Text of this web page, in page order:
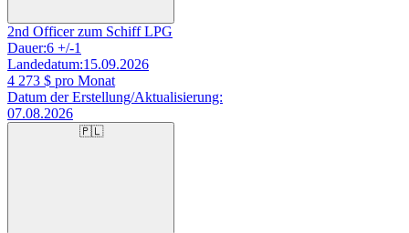
2nd Officer zum Schiff LPG
Dauer:6 +/-1
Landedatum:15.09.2026
4 273 $ pro Monat
Datum der Erstellung/Aktualisierung:
07.08.2026
🇵🇱